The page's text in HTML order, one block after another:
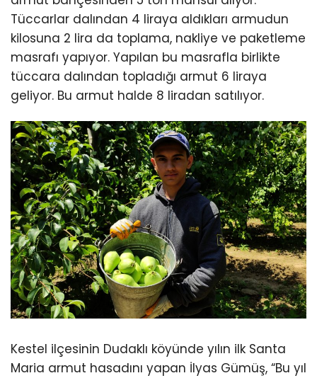
Tüccarlar dalından 4 liraya aldıkları armudun
kilosuna 2 lira da toplama, nakliye ve paketleme
masrafı yapıyor. Yapılan bu masrafla birlikte
tüccara dalından topladığı armut 6 liraya
geliyor. Bu armut halde 8 liradan satılıyor.
Kestel ilçesinin Dudaklı köyünde yılın ilk Santa
Maria armut hasadını yapan İlyas Gümüş, “Bu yıl